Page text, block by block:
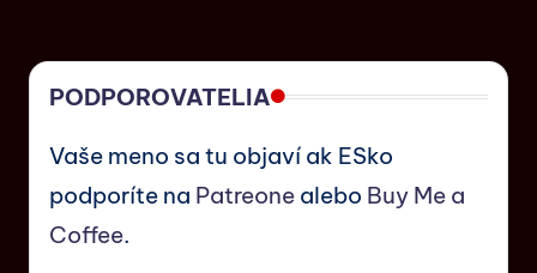
PODPOROVATELIA
Vaše meno sa tu objaví ak ESko
podporíte na Patreone alebo Buy Me a
Coffee.